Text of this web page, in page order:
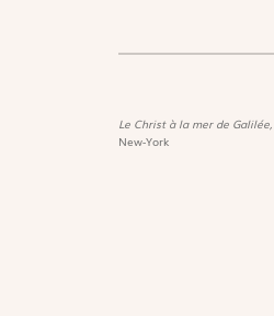
Le Christ à la mer de Galilée,
New-York